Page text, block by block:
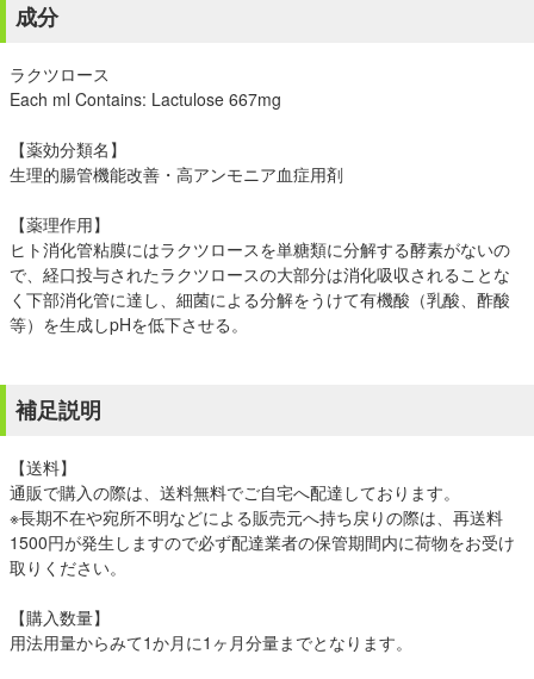
成分
ラクツロース
Each ml Contains: Lactulose 667mg
【薬効分類名】
生理的腸管機能改善・高アンモニア血症用剤
【薬理作用】
ヒト消化管粘膜にはラクツロースを単糖類に分解する酵素がないの
で、経口投与されたラクツロースの大部分は消化吸収されることな
く下部消化管に達し、細菌による分解をうけて有機酸（乳酸、酢酸
等）を生成しpHを低下させる。
補足説明
【送料】
通販で購入の際は、送料無料でご自宅へ配達しております。
※長期不在や宛所不明などによる販売元へ持ち戻りの際は、再送料
1500円が発生しますので必ず配達業者の保管期間内に荷物をお受け
取りください。
【購入数量】
用法用量からみて1か月に1ヶ月分量までとなります。